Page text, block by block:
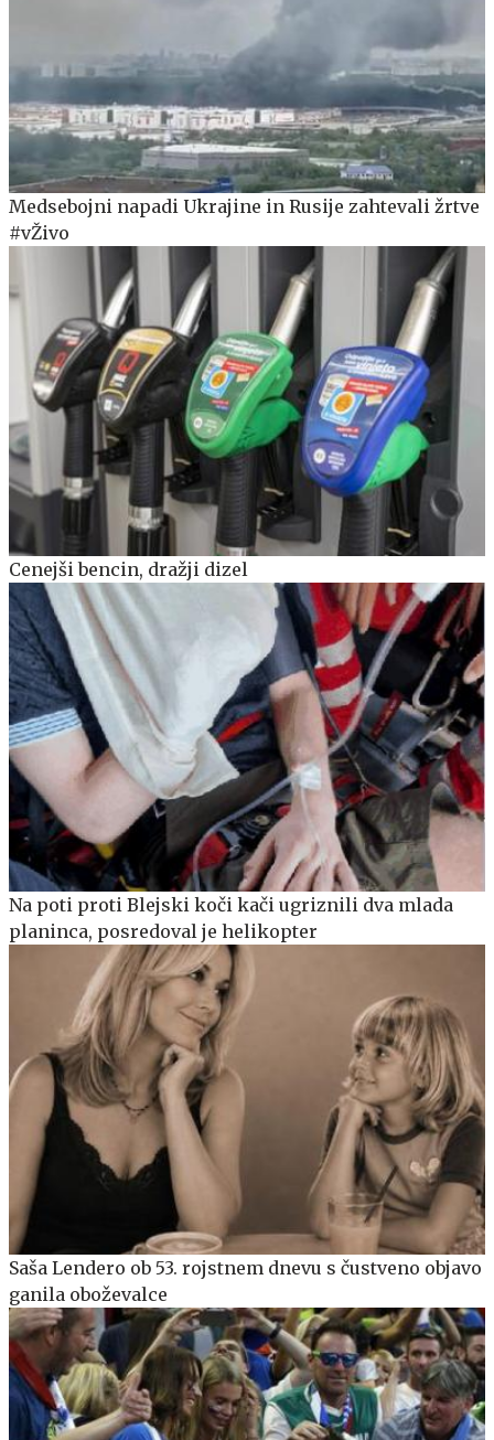
Medsebojni napadi Ukrajine in Rusije zahtevali žrtve
#vŽivo
Cenejši bencin, dražji dizel
Na poti proti Blejski koči kači ugriznili dva mlada
planinca, posredoval je helikopter
Saša Lendero ob 53. rojstnem dnevu s čustveno objavo
ganila oboževalce